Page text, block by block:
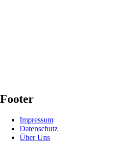
Footer
Impressum
Datenschutz
Über Uns